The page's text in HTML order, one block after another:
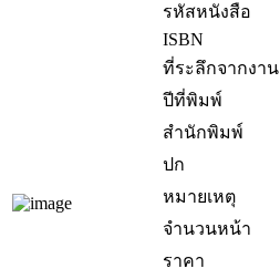
รหัสหนังสือ
ISBN
ที่ระลึกจากงาน
ปีที่พิมพ์
สำนักพิมพ์
ปก
หมายเหตุ
จำนวนหน้า
ราคา